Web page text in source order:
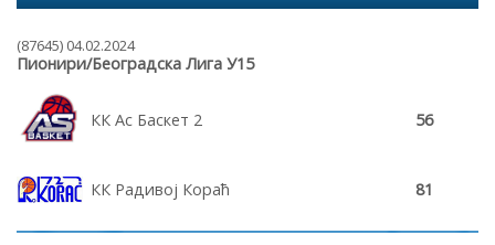
(87645) 04.02.2024
Пионири/Београдска Лига У15
КК Ас Баскет 2 56
КК Радивој Кораћ 81